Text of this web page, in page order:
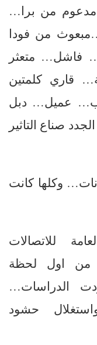
من برا…
من فودا
فاشل… متعثر
قاري كلمتين
عميل… دبل
صناع التاثير
وكلها كانت
للاتصالات
من اول لحظة
الدراسات…
حشود